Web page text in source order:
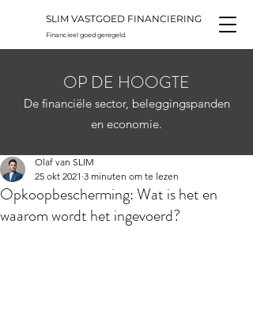
SLIM VASTGOED FINANCIERING
Financieel goed geregeld.
OP DE HOOGTE
De financiële sector, beleggingspanden
en economie.
Opkoopbescherming: Wat is het en
waarom wordt het ingevoerd?
Olaf van SLIM
25 okt 2021 3 minuten om te lezen